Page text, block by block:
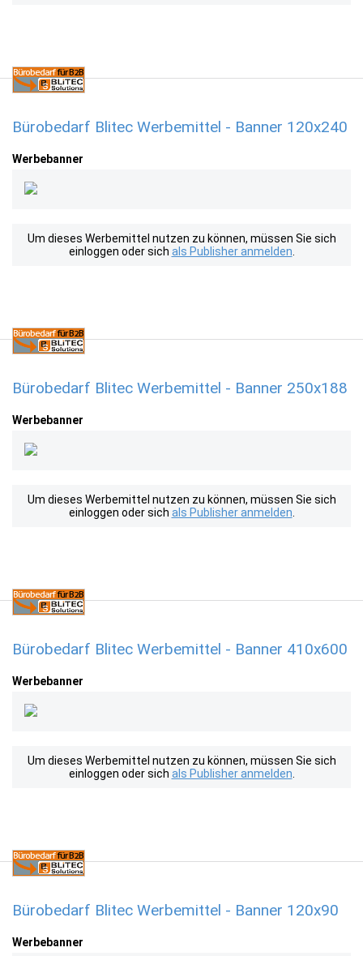
Bürobedarf Blitec Werbemittel - Banner 120x240
Werbebanner
Um dieses Werbemittel nutzen zu können, müssen Sie sich
einloggen oder sich als Publisher anmelden
Bürobedarf Blitec Werbemittel - Banner 250x188
Werbebanner
Um dieses Werbemittel nutzen zu können, müssen Sie sich
einloggen oder sich als Publisher anmelden
Bürobedarf Blitec Werbemittel - Banner 410x600
Werbebanner
Um dieses Werbemittel nutzen zu können, müssen Sie sich
einloggen oder sich als Publisher anmelden
Bürobedarf Blitec Werbemittel - Banner 120x90
Werbebanner